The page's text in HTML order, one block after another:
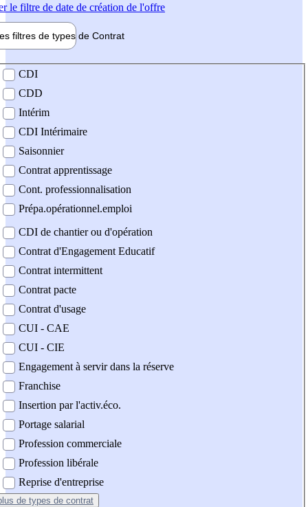
le filtre de date de création de l'offre
filtres de types de Contrat
contrat
CDI
CDD
Intérim
CDI Intérimaire
Saisonnier
Contrat apprentissage
Cont. professionnalisation
Prépa.opérationnel.emploi
CDI de chantier ou d'opération
Contrat d'Engagement Educatif
Contrat intermittent
Contrat pacte
Contrat d'usage
CUI - CAE
CUI - CIE
Engagement à servir dans la réserve
Franchise
Insertion par l'activ.éco.
Portage salarial
Profession commerciale
Profession libérale
Reprise d'entreprise
de types de contrat